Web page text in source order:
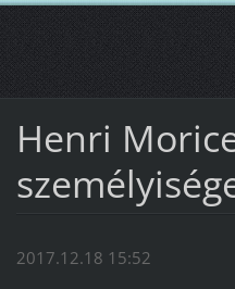
Henri
2017.12.18 15:52